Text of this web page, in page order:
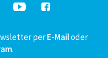
perE-Mailoder
.